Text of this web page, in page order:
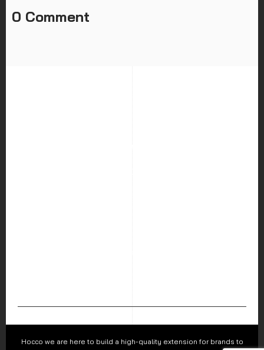
0 Comment
Hocco we are here to build a high-quality extension for brands to